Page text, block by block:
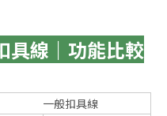
具線｜功能比較
一般扣具線